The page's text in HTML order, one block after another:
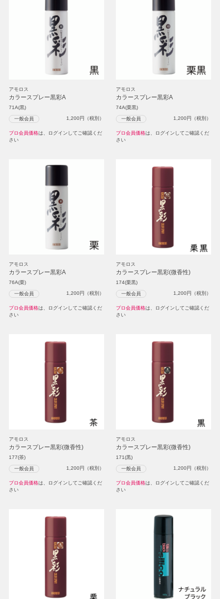
アモロス
カラースプレー黒彩A
71A(黒)
一般会員 1,200円（税別）
プロ会員価格は、ログインしてご確認くだ
さい
アモロス
カラースプレー黒彩A
74A(栗黒)
一般会員 1,200円（税別）
プロ会員価格は、ログインしてご確認くだ
さい
アモロス
カラースプレー黒彩A
76A(栗)
一般会員 1,200円（税別）
プロ会員価格は、ログインしてご確認くだ
さい
アモロス
カラースプレー黒彩(微香性)
174(栗黒)
一般会員 1,200円（税別）
プロ会員価格は、ログインしてご確認くだ
さい
アモロス
カラースプレー黒彩(微香性)
177(茶)
一般会員 1,200円（税別）
プロ会員価格は、ログインしてご確認くだ
さい
アモロス
カラースプレー黒彩(微香性)
171(黒)
一般会員 1,200円（税別）
プロ会員価格は、ログインしてご確認くだ
さい